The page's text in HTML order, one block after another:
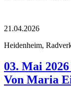
21.04.2026
Heidenheim,
03. Mai
Von Maria